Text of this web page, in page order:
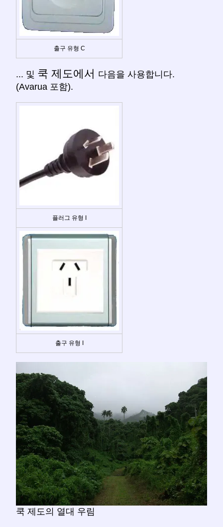
출구 유형 C
... 및 쿡 제도에서 다음을 사용합니다.
(Avarua 포함).
플러그 유형 I
출구 유형 I
쿡 제도의 열대 우림